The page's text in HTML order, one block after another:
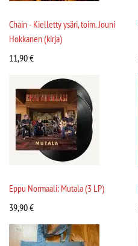
Chain - Kielletty ysäri, toim. Jouni
Hokkanen (kirja)
11,90€
Eppu Normaali: Mutala (3 LP)
39,90€